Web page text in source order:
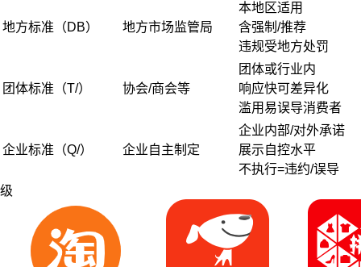
地方标准（DB） 地方市场监管局
本地区适用
含强制/推荐
违规受地方处罚
团体标准（T/） 协会/商会等
团体或行业内
响应快可差异化
滥用易误导消费者
企业标准（Q/） 企业自主制定
企业内部/对外承诺
展示自控水平
不执行=违约/误导
级